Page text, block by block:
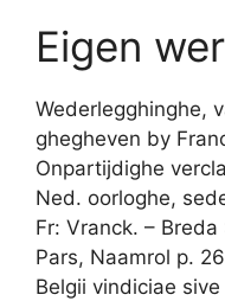
Eigen
Wederlegghinghe,
ghegheven by
Onpartĳdighe
Ned. oorloghe,
Fr: Vranck. –
Pars, Naamrol p.
Belgii vindiciae